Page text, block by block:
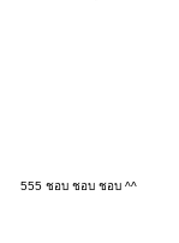
555 ชอบ ชอบ ชอบ ^^